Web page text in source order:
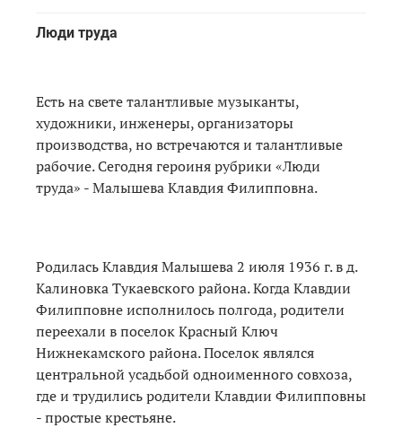
Люди труда
Есть на свете талантливые музыканты,
художники, инженеры, организаторы
производства, но встречаются и талантливые
рабочие. Сегодня героиня рубрики «Люди
труда» - Малышева Клавдия Филипповна.
Родилась Клавдия Малышева 2 июля 1936 г. в д.
Калиновка Тукаевского района. Когда Клавдии
Филипповне исполнилось полгода, родители
переехали в поселок Красный Ключ
Нижнекамского района. Поселок являлся
центральной усадьбой одноименного совхоза,
где и трудились родители Клавдии Филипповны
- простые крестьяне.